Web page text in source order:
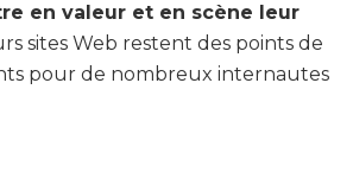
en valeur et en scène leur
sites Web restent des points de
pour de nombreux internautes